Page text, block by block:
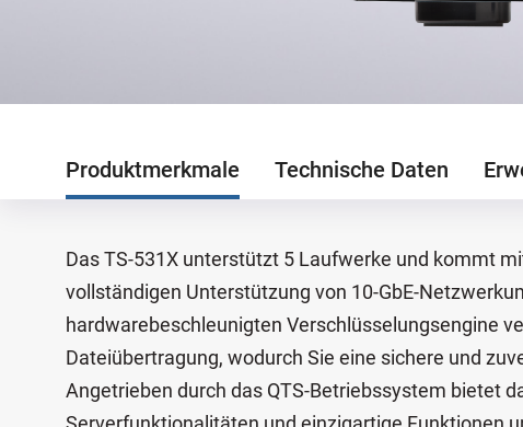
Produktmerkmale Technische Daten
Das TS-531X unterstützt 5 Laufwerke und kommt
vollständigen Unterstützung von 10-GbE-
hardwarebeschleunigten Verschlüsselungsengine
Dateiübertragung, wodurch Sie eine sichere und
Angetrieben durch das QTS-Betriebssystem bietet